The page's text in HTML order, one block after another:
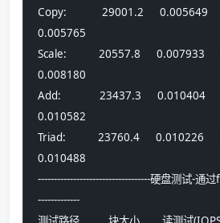
Copy:           29001.2     0.005649
0.005765
Scale:          20557.8     0.007933
0.008180
Add:            23437.3     0.010404
0.010582
Triad:          23760.4     0.010226
0.010488
-----------------------------------硬盘测试-通
-------------